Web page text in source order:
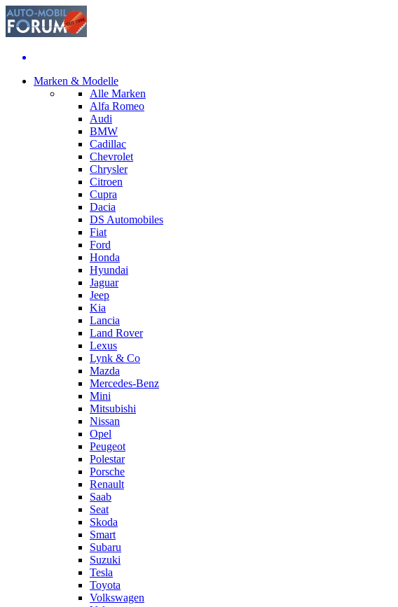
Marken & Modelle
Alle Marken
Alfa Romeo
Audi
BMW
Cadillac
Chevrolet
Chrysler
Citroen
Cupra
Dacia
DS Automobiles
Fiat
Ford
Honda
Hyundai
Jaguar
Jeep
Kia
Lancia
Land Rover
Lexus
Lynk & Co
Mazda
Mercedes-Benz
Mini
Mitsubishi
Nissan
Opel
Peugeot
Polestar
Porsche
Renault
Saab
Seat
Skoda
Smart
Subaru
Suzuki
Tesla
Toyota
Volkswagen